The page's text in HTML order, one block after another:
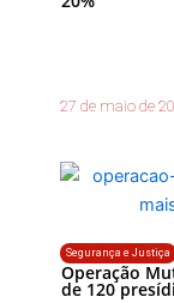
27 de maio de
Segurança e Justiça
Operação
de 120